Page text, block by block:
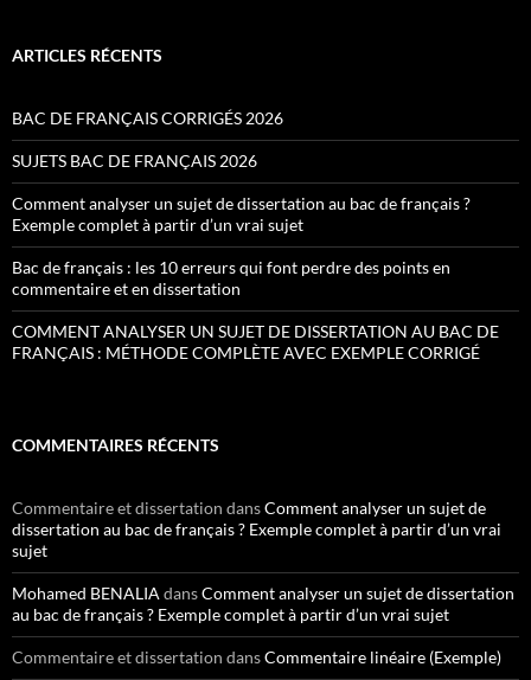
ARTICLES RÉCENTS
BAC DE FRANÇAIS CORRIGÉS 2026
SUJETS BAC DE FRANÇAIS 2026
Comment analyser un sujet de dissertation au bac de français ?
Exemple complet à partir d’un vrai sujet
Bac de français : les 10 erreurs qui font perdre des points en
commentaire et en dissertation
COMMENT ANALYSER UN SUJET DE DISSERTATION AU BAC DE
FRANÇAIS : MÉTHODE COMPLÈTE AVEC EXEMPLE CORRIGÉ
COMMENTAIRES RÉCENTS
Commentaire et dissertation dansComment analyser un sujet de
dissertation au bac de français ? Exemple complet à partir d’un vrai
sujet
Mohamed BENALIA dansComment analyser un sujet de dissertation
au bac de français ? Exemple complet à partir d’un vrai sujet
Commentaire et dissertation dansCommentaire linéaire (Exemple)